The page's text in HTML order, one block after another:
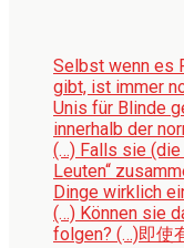
Selbst wenn es
gibt, ist immer
Unis für Blinde
innerhalb der
(…) Falls sie (die
Leuten“
Dinge wirklich
(…) Können sie
folgen? (…)即使